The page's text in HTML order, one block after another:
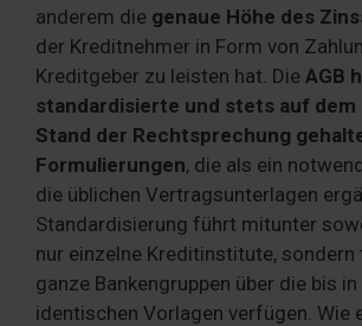
anderem die genaue Höhe des
der Kreditnehmer in Form von
Kreditgeber zu leisten hat. Die AGB
standardisierte und stets auf dem
Stand der Rechtsprechung
Formulierungen, die als ein
die üblichen Vertragsunterlagen
Standardisierung führt mitunter
nur einzelne Kreditinstitute,
ganze Bankengruppen über die bis
identischen Vorlagen verfügen. Wie